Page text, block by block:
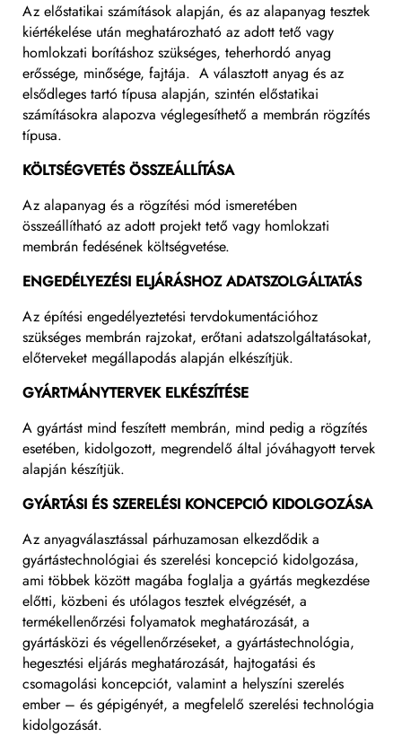
Az előstatikai számítások alapján, és az alapanyag tesztek
kiértékelése után meghatározható az adott tető vagy
homlokzati borításhoz szükséges, teherhordó anyag
erőssége, minősége, fajtája. A választott anyag és az
elsődleges tartó típusa alapján, szintén előstatikai
számításokra alapozva véglegesíthető a membrán rögzítés
típusa.
KÖLTSÉGVETÉS ÖSSZEÁLLÍTÁSA
Az alapanyag és a rögzítési mód ismeretében
összeállítható az adott projekt tető vagy homlokzati
membrán fedésének költségvetése.
ENGEDÉLYEZÉSI ELJÁRÁSHOZ ADATSZOLGÁLTATÁS
Az építési engedélyeztetési tervdokumentációhoz
szükséges membrán rajzokat, erőtani adatszolgáltatásokat,
előterveket megállapodás alapján elkészítjük.
GYÁRTMÁNYTERVEK ELKÉSZÍTÉSE
A gyártást mind feszített membrán, mind pedig a rögzítés
esetében, kidolgozott, megrendelő által jóváhagyott tervek
alapján készítjük.
GYÁRTÁSI ÉS SZERELÉSI KONCEPCIÓ KIDOLGOZÁSA
Az anyagválasztással párhuzamosan elkezdődik a
gyártástechnológiai és szerelési koncepció kidolgozása,
ami többek között magába foglalja a gyártás megkezdése
előtti, közbeni és utólagos tesztek elvégzését, a
termékellenőrzési folyamatok meghatározását, a
gyártásközi és végellenőrzéseket, a gyártástechnológia,
hegesztési eljárás meghatározását, hajtogatási és
csomagolási koncepciót, valamint a helyszíni szerelés
ember – és gépigényét, a megfelelő szerelési technológia
kidolgozását.